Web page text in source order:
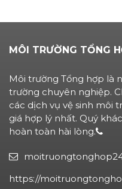
MÔI TRƯỜNG TỔNG
Môi trường Tổng hợp là
trường chuyên nghiệp.
các dịch vụ vệ sinh môi
giá hợp lý nhất. Quý
hoàn toàn hài lòng.
https://